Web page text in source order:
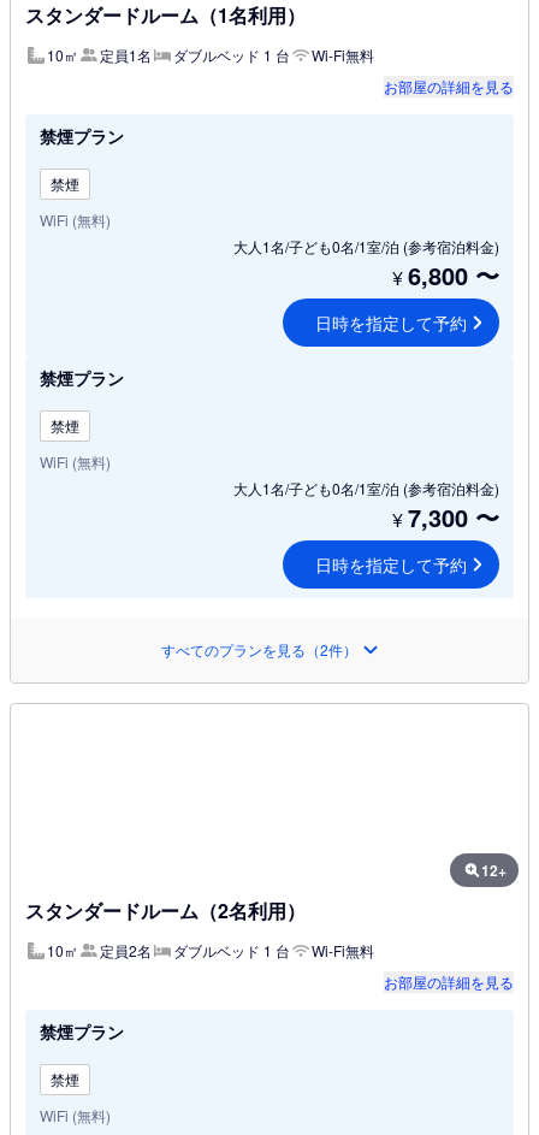
スタンダードルーム（1名利用）
10㎡ 定員1名 ダブルベッド 1 台
Wi-Fi無料
お部屋の詳細を見る
禁煙プラン
禁煙
WiFi (無料)
大人1名/子ども0名/1室/泊 (参考宿泊料金)
¥6,800 〜
日時を指定して予約
禁煙プラン
禁煙
WiFi (無料)
大人1名/子ども0名/1室/泊 (参考宿泊料金)
¥7,300 〜
日時を指定して予約
すべてのプランを見る（2件）
12+
スタンダードルーム（2名利用）
10㎡ 定員2名 ダブルベッド 1 台
Wi-Fi無料
お部屋の詳細を見る
禁煙プラン
禁煙
WiFi (無料)